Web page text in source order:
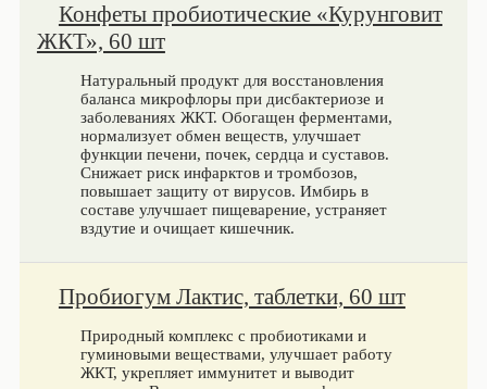
Конфеты пробиотические «Курунговит
ЖКТ», 60 шт
Натуральный продукт для восстановления
баланса микрофлоры при дисбактериозе и
заболеваниях ЖКТ. Обогащен ферментами,
нормализует обмен веществ, улучшает
функции печени, почек, сердца и суставов.
Снижает риск инфарктов и тромбозов,
повышает защиту от вирусов. Имбирь в
составе улучшает пищеварение, устраняет
вздутие и очищает кишечник.
Пробиогум Лактис, таблетки, 60 шт
Природный комплекс с пробиотиками и
гуминовыми веществами, улучшает работу
ЖКТ, укрепляет иммунитет и выводит